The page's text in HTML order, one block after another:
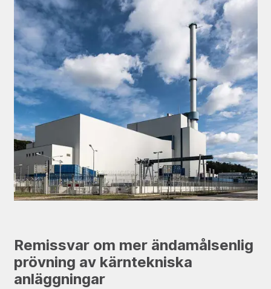
Remissvar om mer ändamålsenlig
prövning av kärntekniska
anläggningar